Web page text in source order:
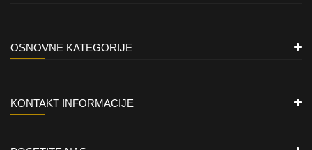
OSNOVNE KATEGORIJE
KONTAKT INFORMACIJE